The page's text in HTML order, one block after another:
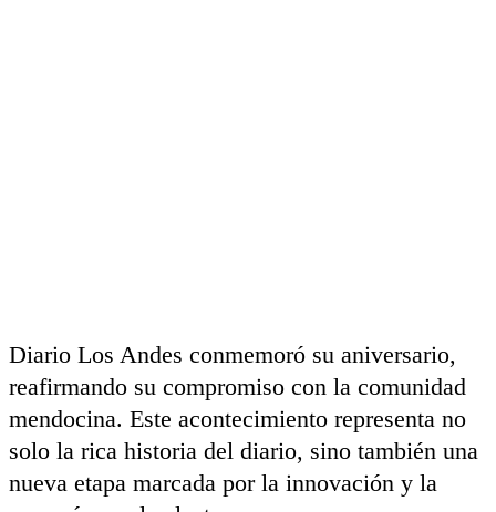
Diario Los Andes conmemoró su aniversario,
reafirmando su compromiso con la comunidad
mendocina. Este acontecimiento representa no
solo la rica historia del diario, sino también una
nueva etapa marcada por la innovación y la